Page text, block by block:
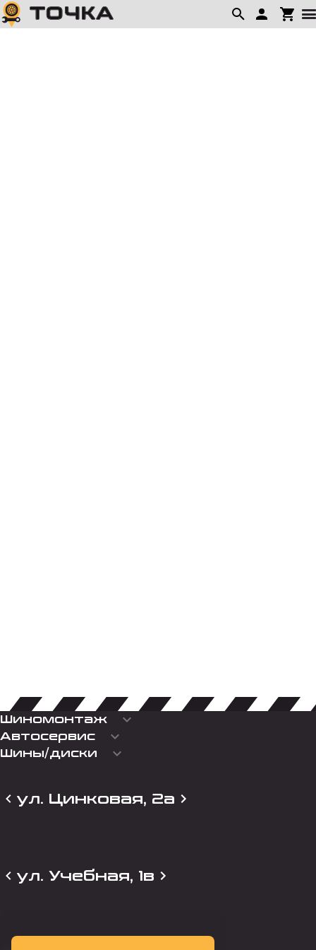
Шиномонтаж keyboard_arrow_down
Автосервис keyboard_arrow_down
Шины/диски keyboard_arrow_down
ул. Цинковая, 2а
ул. Учебная, 1в